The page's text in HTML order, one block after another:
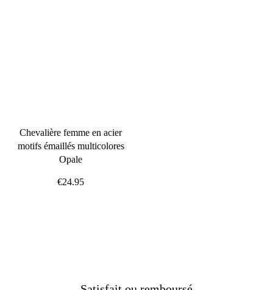
Chevalière femme en acier
motifs émaillés multicolores
Opale
€24.95